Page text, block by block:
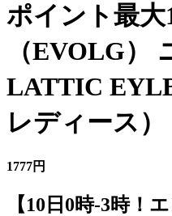
ポイント最
（EVOLG）
LATTIC
レディース）
1777円
【10日0時-3時！